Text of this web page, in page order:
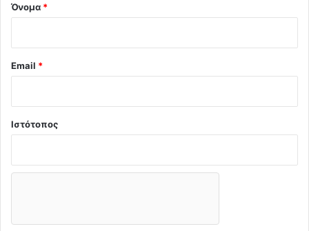
Όνομα *
Email *
Ιστότοπος